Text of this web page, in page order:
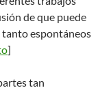
de que puede
tanto espontáneos
]
tan